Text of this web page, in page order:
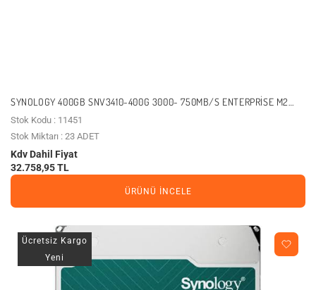
SYNOLOGY 400GB SNV3410-400G 3000- 750MB/S ENTERPRISE M2
NVME GEN3 NAS DISK
Stok Kodu : 11451
Stok Miktarı : 23 ADET
Kdv Dahil Fiyat
32.758,95 TL
ÜRÜNÜ İNCELE
Ücretsiz Kargo
Yeni